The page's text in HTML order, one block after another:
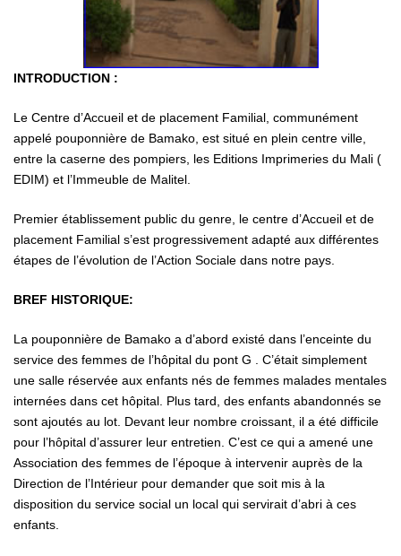
INTRODUCTION :
Le Centre d’Accueil et de placement Familial, communément
appelé pouponnière de Bamako, est situé en plein centre ville,
entre la caserne des pompiers, les Editions Imprimeries du Mali (
EDIM) et l’Immeuble de Malitel.
Premier établissement public du genre, le centre d’Accueil et de
placement Familial s’est progressivement adapté aux différentes
étapes de l’évolution de l’Action Sociale dans notre pays.
BREF HISTORIQUE:
La pouponnière de Bamako a d’abord existé dans l’enceinte du
service des femmes de l’hôpital du pont G . C’était simplement
une salle réservée aux enfants nés de femmes malades mentales
internées dans cet hôpital. Plus tard, des enfants abandonnés se
sont ajoutés au lot. Devant leur nombre croissant, il a été difficile
pour l’hôpital d’assurer leur entretien. C’est ce qui a amené une
Association des femmes de l’époque à intervenir auprès de la
Direction de l’Intérieur pour demander que soit mis à la
disposition du service social un local qui servirait d’abri à ces
enfants.